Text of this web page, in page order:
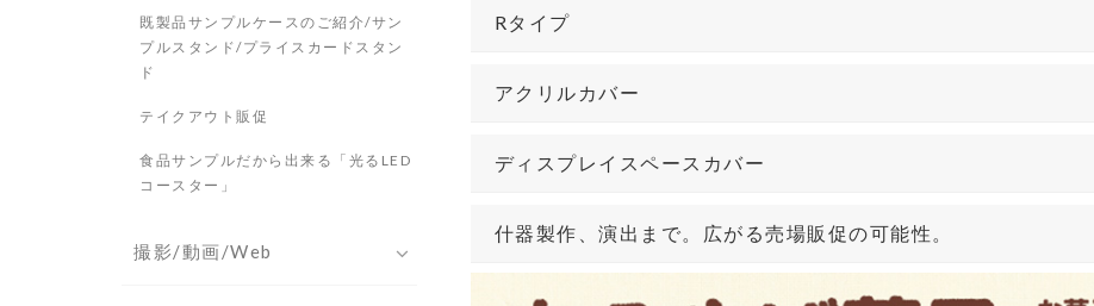
Rタイプ
アクリルカバー
ディスプレイスペースカバー
什器製作、演出まで。広がる売場販促の可能性。
既製品サンプルケースのご紹介/サン
プルスタンド/プライスカードスタン
ド
テイクアウト販促
食品サンプルだから出来る「光るLED
コースター」
撮影/動画/Web